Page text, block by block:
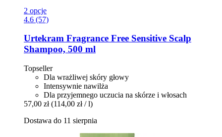
2 opcje
4.6 (57)
Urtekram Fragrance Free Sensitive Scalp
Shampoo, 500 ml
Topseller
Dla wrażliwej skóry głowy
Intensywnie nawilża
Dla przyjemnego uczucia na skórze i włosach
57,00 zł (114,00 zł / l)
Dostawa do 11 sierpnia